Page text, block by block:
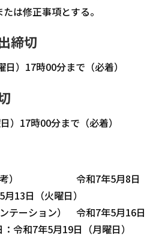
は修正事項とする。
締切
）17時00分まで（必着）
）17時00分まで（必着）
選考） 令和7年5月8日
月13日（火曜日）
テーション） 令和7年5月16日
令和7年5月19日（月曜日）